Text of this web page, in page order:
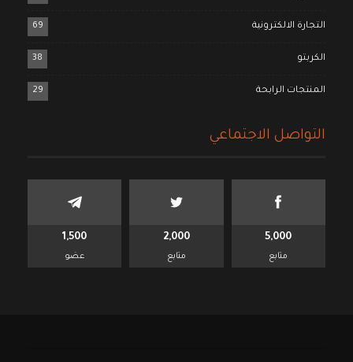
التجارة الالكترونية 69
الكربتو 38
المنتجات الرابحة 29
التواصل الاجتماعي
5,000
متابع
2,000
متابع
1,500
عضو